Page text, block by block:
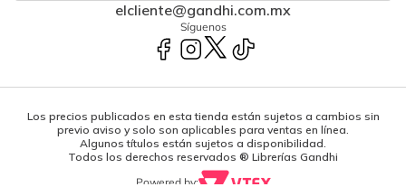
elcliente@gandhi.com.mx
Síguenos
Los precios publicados en esta tienda están sujetos a cambios sin
previo aviso y solo son aplicables para ventas en línea.
Algunos títulos están sujetos a disponibilidad.
Todos los derechos reservados ® Librerías Gandhi
Powered by: